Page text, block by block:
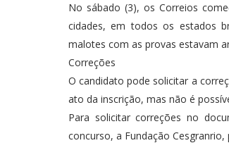
No sábado (3), os Correios
cidades, em todos os estados
malotes com as provas estavam
Correções
O candidato pode solicitar a
ato da inscrição, mas não é
Para solicitar correções no
concurso, a Fundação